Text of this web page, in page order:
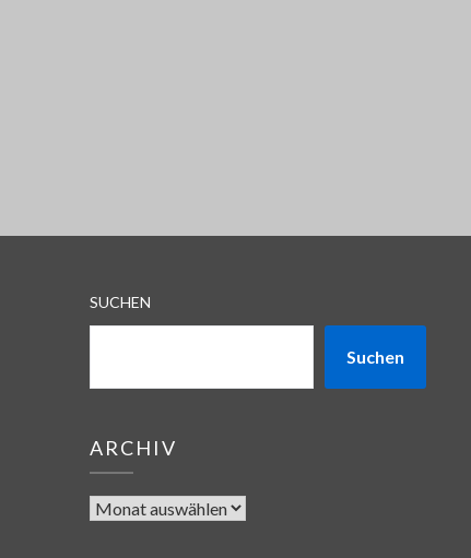
SUCHEN
Suchen
ARCHIV